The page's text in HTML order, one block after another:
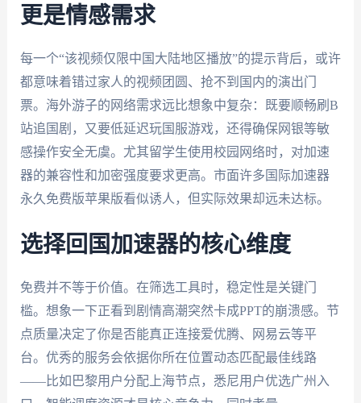
更是情感需求
每一个“该视频仅限中国大陆地区播放”的提示背后，或许
都意味着错过家人的视频团圆、抢不到国内的演出门
票。海外游子的网络需求远比想象中复杂：既要顺畅刷B
站追国剧，又要低延迟玩国服游戏，还得确保网银等敏
感操作安全无虞。尤其留学生使用校园网络时，对加速
器的兼容性和加密强度要求更高。市面许多国际加速器
永久免费版苹果版看似诱人，但实际效果却远未达标。
选择回国加速器的核心维度
免费并不等于价值。在筛选工具时，稳定性是关键门
槛。想象一下正看到剧情高潮突然卡成PPT的崩溃感。节
点质量决定了你是否能真正连接爱优腾、网易云等平
台。优秀的服务会依据你所在位置动态匹配最佳线路
——比如巴黎用户分配上海节点，悉尼用户优选广州入